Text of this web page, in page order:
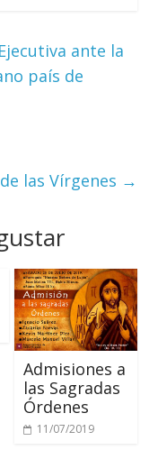
ante la
país de
las Vírgenes →
Admisiones a
las Sagradas
Órdenes
11/07/2019